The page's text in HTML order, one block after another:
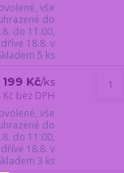
vše
do
do 11:00,
18.8. v
5 ks
199 Kč/ks
Kč bez DPH
vše
do
do 11:00,
18.8. v
3 ks